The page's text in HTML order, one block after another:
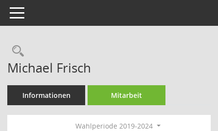
Toggle navigation
Rechercheauswahl
Michael Frisch
Informationen Mitarbeit
Wahlperiode 2019-2024